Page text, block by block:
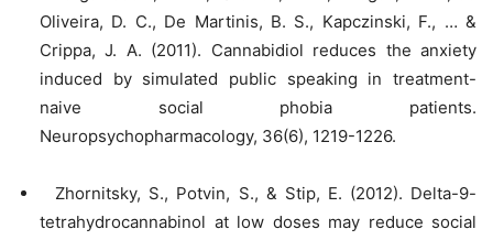
Oliveira, D. C., De Martinis, B. S., Kapczinski, F., … &
Crippa, J. A. (2011). Cannabidiol reduces the anxiety
induced by simulated public speaking in treatment-
naive social phobia patients.
Neuropsychopharmacology, 36(6), 1219-1226.
Zhornitsky, S., Potvin, S., & Stip, E. (2012). Delta-9-
tetrahydrocannabinol at low doses may reduce social